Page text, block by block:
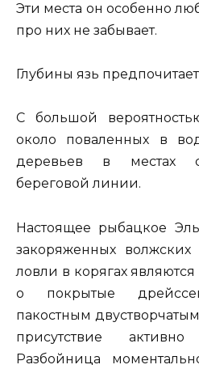
Эти места он особенно
про них не забывает.
Глубины язь
С большой
около поваленных в
деревьев в местах
береговой линии.
Настоящее рыбацкое
закоряженных волжских
ловли в корягах
о покрытые
пакостным
присутствие
Разбойница